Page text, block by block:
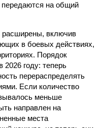
передаются на общий
расширены, включив
в боевых действиях,
Порядок
2026 году: теперь
перераспределять
Если количество
меньше
направлен на
места